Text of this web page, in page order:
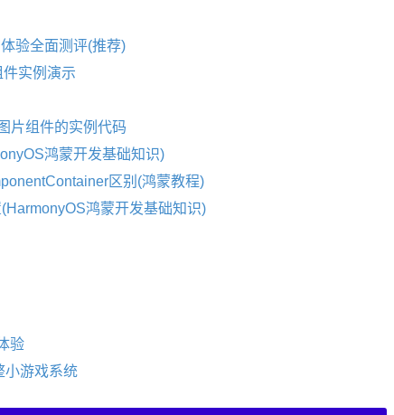
验全面测评(推荐)
实例演示
片组件的实例代码
鸿蒙开发基础知识)
区别(鸿蒙教程)
鸿蒙开发基础知识)
验
小游戏系统